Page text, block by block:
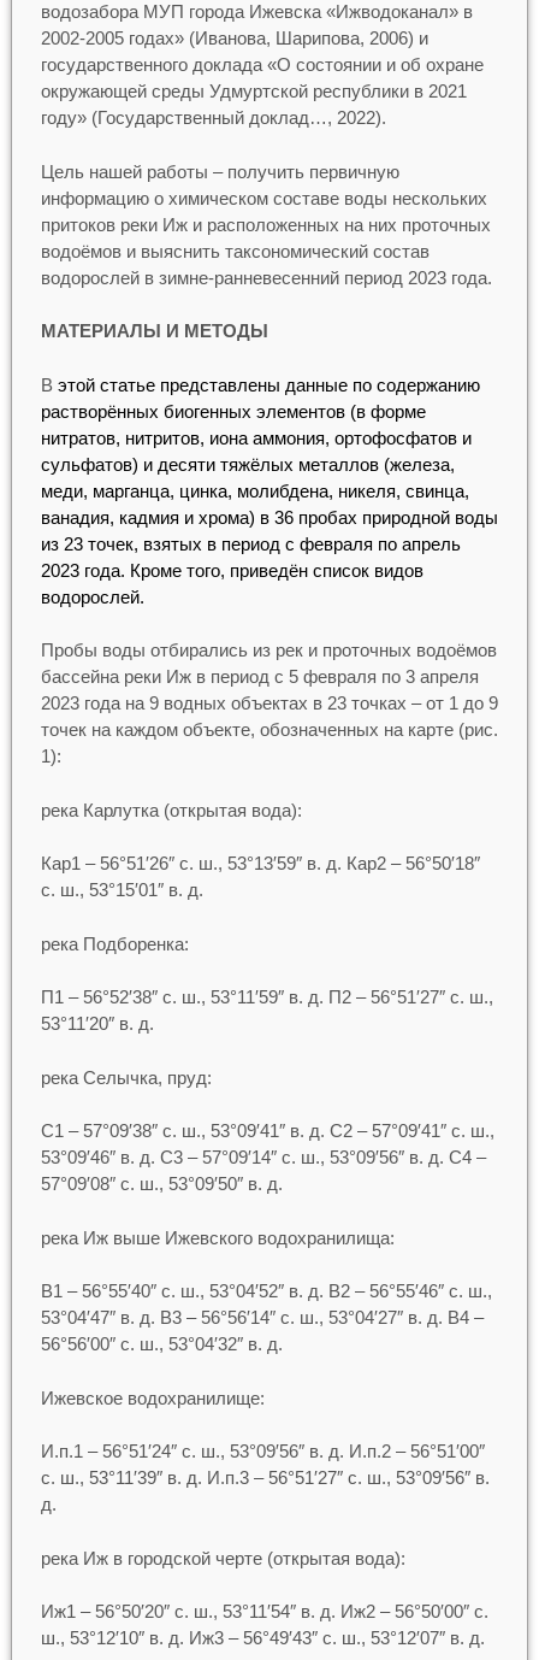
водозабора МУП города Ижевска «Ижводоканал» в
2002-2005 годах» (Иванова, Шарипова, 2006) и
государственного доклада «О состоянии и об охране
окружающей среды Удмуртской республики в 2021
году» (Государственный доклад…, 2022).
Цель нашей работы – получить первичную
информацию о химическом составе воды нескольких
притоков реки Иж и расположенных на них проточных
водоёмов и выяснить таксономический состав
водорослей в зимне-ранневесенний период 2023 года.
МАТЕРИАЛЫ И МЕТОДЫ
В этой статье представлены данные по содержанию
растворённых биогенных элементов (в форме
нитратов, нитритов, иона аммония, ортофосфатов и
сульфатов) и десяти тяжёлых металлов (железа,
меди, марганца, цинка, молибдена, никеля, свинца,
ванадия, кадмия и хрома) в 36 пробах природной воды
из 23 точек, взятых в период с февраля по апрель
2023 года. Кроме того, приведён список видов
водорослей.
Пробы воды отбирались из рек и проточных водоёмов
бассейна реки Иж в период с 5 февраля по 3 апреля
2023 года на 9 водных объектах в 23 точках – от 1 до 9
точек на каждом объекте, обозначенных на карте (рис.
1):
река Карлутка (открытая вода):
Кар1 – 56°51′26″ с. ш., 53°13′59″ в. д. Кар2 – 56°50′18″
с. ш., 53°15′01″ в. д.
река Подборенка:
П1 – 56°52′38″ с. ш., 53°11′59″ в. д. П2 – 56°51′27″ с. ш.,
53°11′20″ в. д.
река Селычка, пруд:
С1 – 57°09′38″ с. ш., 53°09′41″ в. д. С2 – 57°09′41″ с. ш.,
53°09′46″ в. д. С3 – 57°09′14″ с. ш., 53°09′56″ в. д. С4 –
57°09′08″ с. ш., 53°09′50″ в. д.
река Иж выше Ижевского водохранилища:
В1 – 56°55′40″ с. ш., 53°04′52″ в. д. В2 – 56°55′46″ с. ш.,
53°04′47″ в. д. В3 – 56°56′14″ с. ш., 53°04′27″ в. д. В4 –
56°56′00″ с. ш., 53°04′32″ в. д.
Ижевское водохранилище:
И.п.1 – 56°51′24″ с. ш., 53°09′56″ в. д. И.п.2 – 56°51′00″
с. ш., 53°11′39″ в. д. И.п.3 – 56°51′27″ с. ш., 53°09′56″ в.
д.
река Иж в городской черте (открытая вода):
Иж1 – 56°50′20″ с. ш., 53°11′54″ в. д. Иж2 – 56°50′00″ с.
ш., 53°12′10″ в. д. Иж3 – 56°49′43″ с. ш., 53°12′07″ в. д.